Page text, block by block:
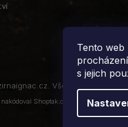
Tento
s jejich
. Všechna práva
Shoptak.cz